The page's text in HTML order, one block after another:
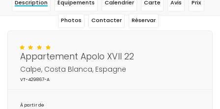
Description Équipements Calendrier Carte Avis Prix
Photos Contacter Réservar
Appartement Apolo XVII 22
Calpe, Costa Blanca, Espagne
VT-429867-A
À partir de